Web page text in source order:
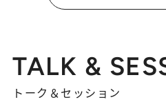
TALK &
トーク＆セッション